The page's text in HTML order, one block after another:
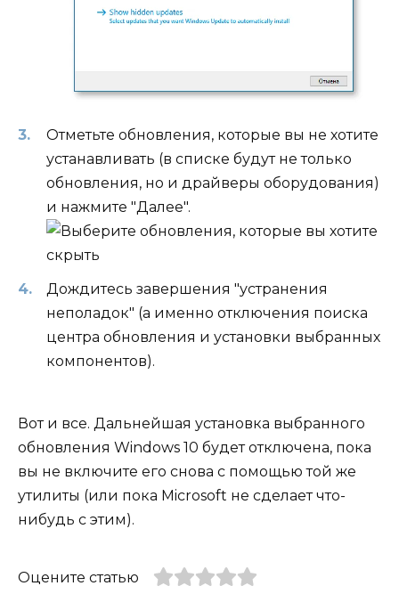
Отметьте обновления, которые вы не хотите
устанавливать (в списке будут не только
обновления, но и драйверы оборудования)
и нажмите "Далее".
Дождитесь завершения "устранения
неполадок" (а именно отключения поиска
центра обновления и установки выбранных
компонентов).
Вот и все. Дальнейшая установка выбранного
обновления Windows 10 будет отключена, пока
вы не включите его снова с помощью той же
утилиты (или пока Microsoft не сделает что-
нибудь с этим).
Оцените статью